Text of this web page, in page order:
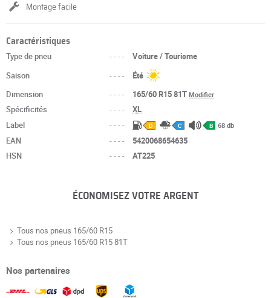
Montage facile
Caractéristiques
Type de pneu ----
Voiture / Tourisme
Saison
----
Été
Dimension
---- 165/60 R15 81TModifier
Spécificités ----
XL
Label
---- D C B 68 db
EAN ----
5420068654635
HSN
---- AT225
ÉCONOMISEZ VOTRE ARGENT
Tous nos pneus 165/60 R15
Tous nos pneus 165/60 R15 81T
Nos partenaires